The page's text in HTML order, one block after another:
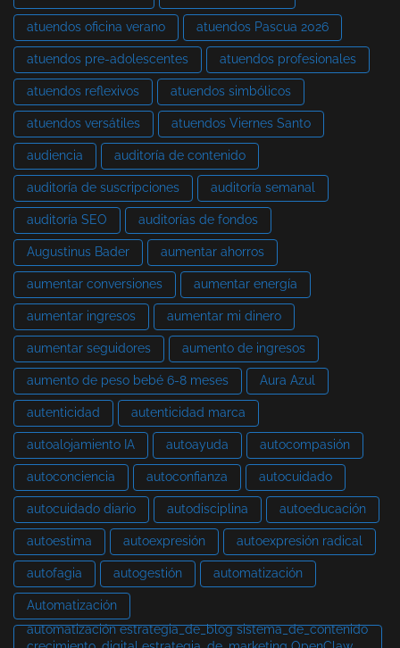
atuendos oficina verano atuendos Pascua 2026
atuendos pre-adolescentes atuendos profesionales
atuendos reflexivos atuendos simbólicos
atuendos versátiles atuendos Viernes Santo
audiencia auditoría de contenido
auditoría de suscripciones auditoría semanal
auditoría SEO auditorías de fondos
Augustinus Bader aumentar ahorros
aumentar conversiones aumentar energía
aumentar ingresos aumentar mi dinero
aumentar seguidores aumento de ingresos
aumento de peso bebé 6-8 meses Aura Azul
autenticidad autenticidad marca
autoalojamiento IA autoayuda autocompasión
autoconciencia autoconfianza autocuidado
autocuidado diario autodisciplina autoeducación
autoestima autoexpresión autoexpresión radical
autofagia autogestión automatización
Automatización
automatización estrategia_de_blog sistema_de_contenido